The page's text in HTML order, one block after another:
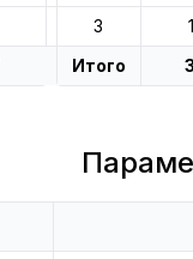
3
Итого